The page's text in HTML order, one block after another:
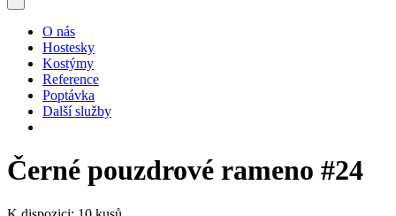
O nás
Hostesky
Kostýmy
Reference
Poptávka
Další služby
Černé pouzdrové rameno #24